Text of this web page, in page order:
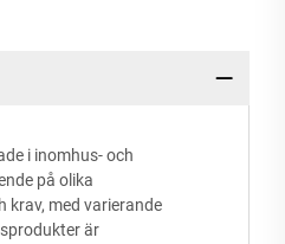
i inomhus- och
på olika
krav, med varierande
är